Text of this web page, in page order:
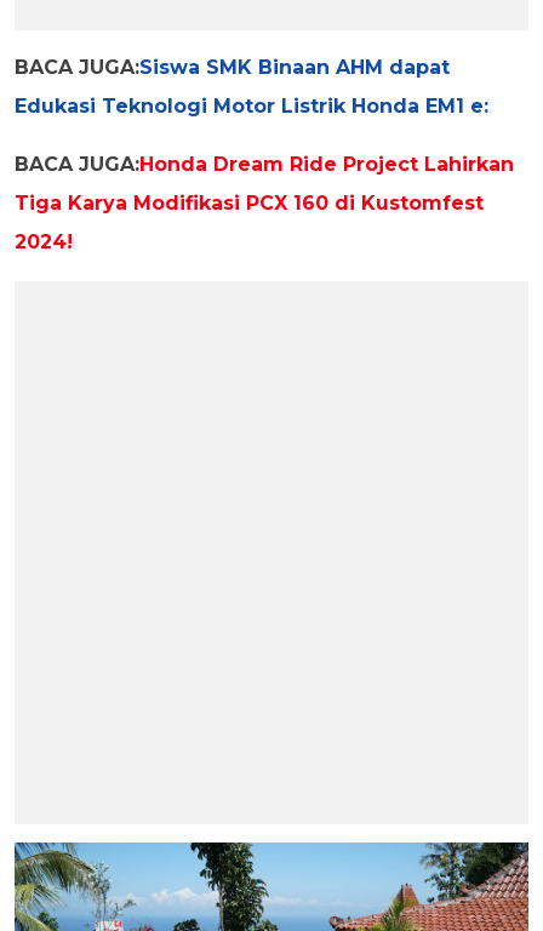
BACA JUGA:Siswa SMK Binaan AHM dapat
Edukasi Teknologi Motor Listrik Honda EM1 e:
BACA JUGA:Honda Dream Ride Project Lahirkan
Tiga Karya Modifikasi PCX 160 di Kustomfest
2024!